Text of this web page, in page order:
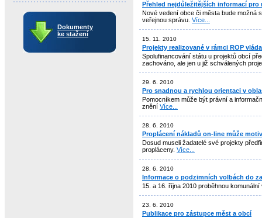
Dokumenty
ke stažení
Přehled nejdůležitějších informací
Nové vedení obce či města bude možná
veřejnou správu. Více...
15. 11. 2010
Projekty realizované v rámci ROP
Spolufinancování státu u projektů obcí
zachováno, ale jen u již schválených
29. 6. 2010
Pro snadnou a rychlou orientaci v
Pomocníkem může být právní a
znění Více...
28. 6. 2010
Proplácení nákladů on-line může
Dosud museli žadatelé své projekty
propláceny. Více...
28. 6. 2010
Informace o podzimních volbách do
15. a 16. října 2010 proběhnou
23. 6. 2010
Publikace pro zástupce měst a obcí